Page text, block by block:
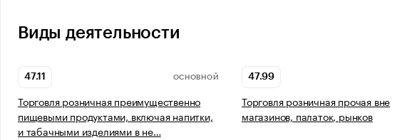
Виды деятельности
47.11 ОСНОВНОЙ
Торговля розничная преимущественно
пищевыми продуктами, включая напитки,
и табачными изделиями в не…
47.99
Торговля розничная прочая вне
магазинов, палаток, рынков